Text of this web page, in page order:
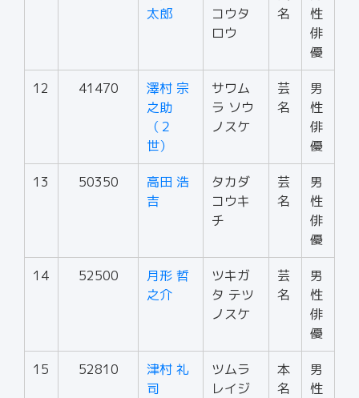
太郎
コウタ
ロウ
名
性
俳
優
12 41470
澤村 宗
之助
（２
世）
サワム
ラ ソウ
ノスケ
芸
名
男
性
俳
優
13 50350
高田 浩
吉
タカダ
コウキ
チ
芸
名
男
性
俳
優
14 52500
月形 哲
之介
ツキガ
タ テツ
ノスケ
芸
名
男
性
俳
優
15 52810
津村 礼
司
ツムラ
レイジ
本
名
男
性